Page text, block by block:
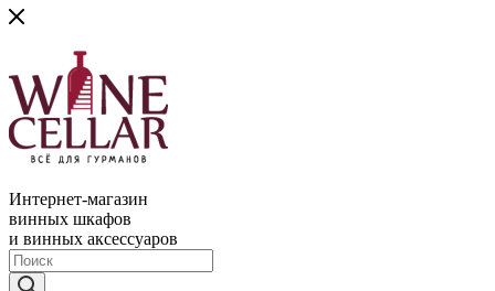
Интернет-магазин
винных шкафов
и винных аксессуаров